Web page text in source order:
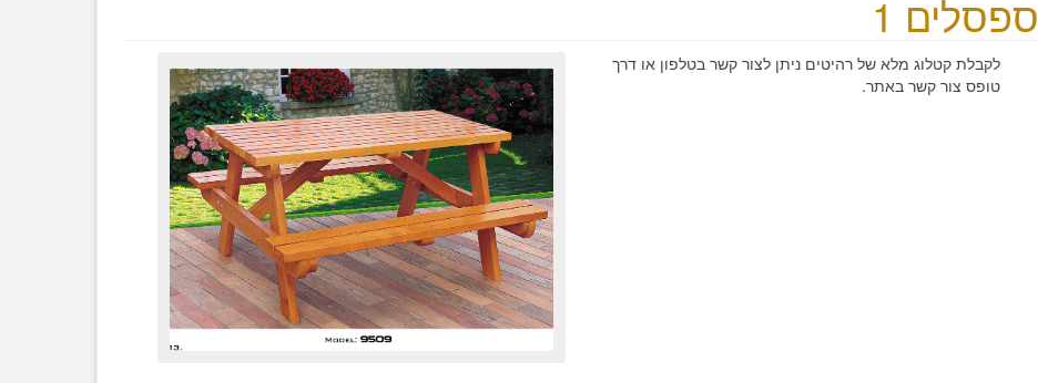
ספסלים 1
לקבלת קטלוג מלא של רהיטים ניתן לצור קשר בטלפון או דרך
טופס צור קשר באתר.